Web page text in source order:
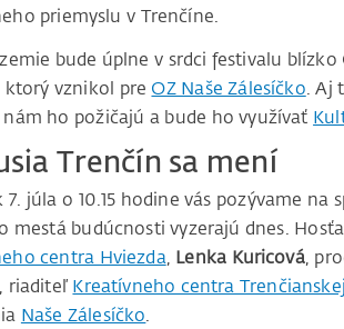
priemyslu v Trenčíne.
bude úplne v srdci festivalu
vznikol pre OZ Naše Zálesíčko. Aj
nám ho požičajú a bude ho využívať
Trenčín sa mení
7. júla o 10.15 hodine vás pozývame
mestá budúcnosti vyzerajú dnes.
centra Hviezda Lenka Kuricová,
, riaditeľ Kreatívneho centra
Naše Zálesíčko